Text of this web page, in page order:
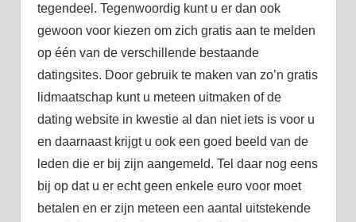
tegendeel. Tegenwoordig kunt u er dan ook
gewoon voor kiezen om zich gratis aan te melden
op één van de verschillende bestaande
datingsites. Door gebruik te maken van zo’n gratis
lidmaatschap kunt u meteen uitmaken of de
dating website in kwestie al dan niet iets is voor u
en daarnaast krijgt u ook een goed beeld van de
leden die er bij zijn aangemeld. Tel daar nog eens
bij op dat u er echt geen enkele euro voor moet
betalen en er zijn meteen een aantal uitstekende